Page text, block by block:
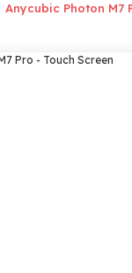
Anycubic Photon M7